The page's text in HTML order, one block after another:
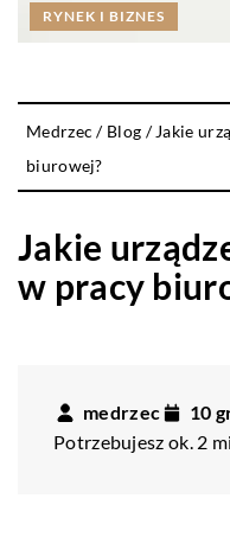
RYNEK I BIZNES
Medrzec / Blog / Jakie
biurowej?
Jakie
w pracy
medrzec
10
Potrzebujesz ok. 2